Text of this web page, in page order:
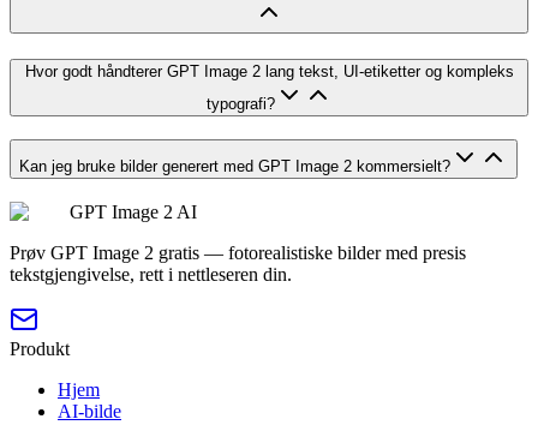
Hvor godt håndterer GPT Image 2 lang tekst, UI-etiketter og kompleks
typografi?
Kan jeg bruke bilder generert med GPT Image 2 kommersielt?
GPT Image 2 AI
Prøv GPT Image 2 gratis — fotorealistiske bilder med presis
tekstgjengivelse, rett i nettleseren din.
Produkt
Hjem
AI-bilde